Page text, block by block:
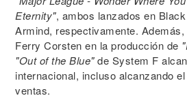
Eternity", ambos lanzados en
Armind, respectivamente.
Ferry Corsten en la producción de
"Out of the Blue"de System F
internacional, incluso alcanzando
ventas.